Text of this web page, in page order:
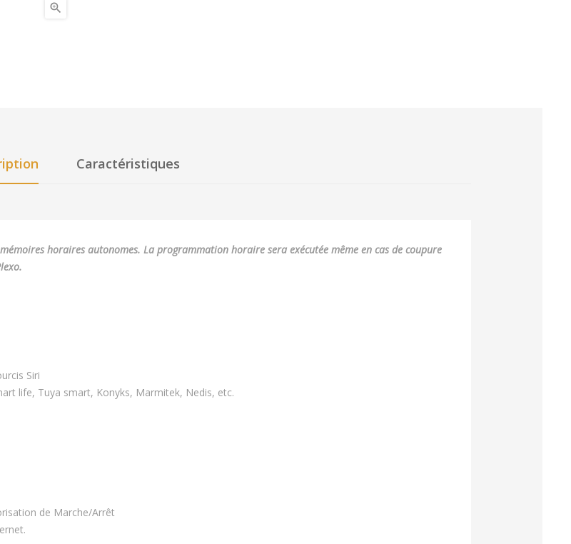

Caractéristiques
horaires autonomes. La programmation horaire sera exécutée même en cas de coupure
Siri
life, Tuya smart, Konyks, Marmitek, Nedis, etc.
de Marche/Arrêt